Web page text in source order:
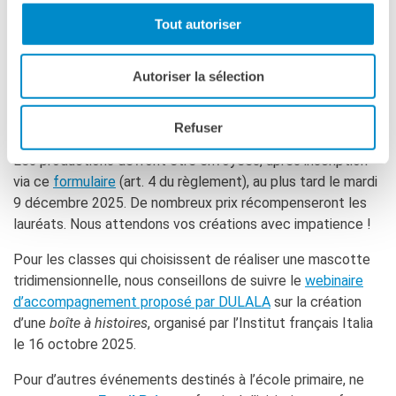
Tout autoriser
Autoriser la sélection
Refuser
invitées à réaliser cette mascotte sous forme d’illustration,
de collage, ou encore à la rendre tridimensionnelle, en la
construisant à l’aide de matériaux et de
techniques plastiques.
Pour connaître les modalités de participation au concours,
nous vous invitons à lire attentivement
Les productions devront être envoyées, après inscription
via ce formulaire (art. 4 du règlement), au plus tard le mardi
9 décembre 2025. De nombreux prix récompenseront les
lauréats. Nous attendons vos créations avec impatience !
Pour les classes qui choisissent de réaliser une mascotte
tridimensionnelle, nous conseillons de suivre le webinaire
d’accompagnement proposé par DULALA sur la création
d’une boîte à histoires, organisé par l’Institut français Italia
le 16 octobre 2025.
Pour d’autres événements destinés à l’école primaire, ne